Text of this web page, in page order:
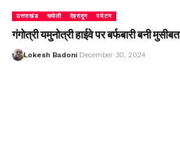
उत्तराखंड चमोली देहरादून पर्यटन
गंगोत्री यमुनोत्री हाईवे पर बर्फबारी बनी मुसीबत
Lokesh Badoni December 30, 2024